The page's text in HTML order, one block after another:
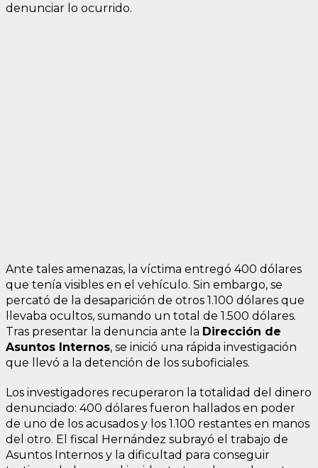
denunciar lo ocurrido.
Ante tales amenazas, la víctima entregó 400 dólares
que tenía visibles en el vehículo. Sin embargo, se
percató de la desaparición de otros 1.100 dólares que
llevaba ocultos, sumando un total de 1.500 dólares.
Tras presentar la denuncia ante la Dirección de
Asuntos Internos, se inició una rápida investigación
que llevó a la detención de los suboficiales.
Los investigadores recuperaron la totalidad del dinero
denunciado: 400 dólares fueron hallados en poder
de uno de los acusados y los 1.100 restantes en manos
del otro. El fiscal Hernández subrayó el trabajo de
Asuntos Internos y la dificultad para conseguir